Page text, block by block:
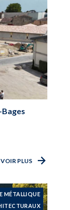
VOIR PLUS
MÉTALLIQUE